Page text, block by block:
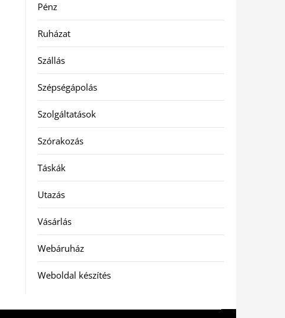
Pénz
Ruházat
Szállás
Szépségápolás
Szolgáltatások
Szórakozás
Táskák
Utazás
Vásárlás
Webáruház
Weboldal készítés